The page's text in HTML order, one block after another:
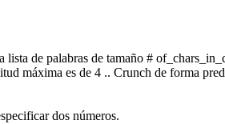
de palabras de tamaño #
máxima es de 4 .. Crunch de forma
dos números.